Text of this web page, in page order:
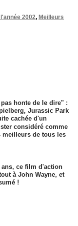
2002, Meilleurs
pas honte de le dire" :
Jurassic Park
cachée d'un
considéré comme
meilleurs de tous les
ans, ce film d'action
à John Wayne, et
!